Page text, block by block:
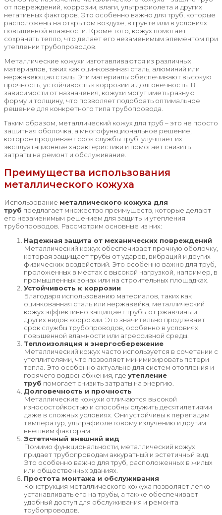
от повреждений, коррозии, влаги, ультрафиолета и других
негативных факторов. Это особенно важно для труб, которые
расположены на открытом воздухе, в грунте или в условиях
повышенной влажности. Кроме того, кожух помогает
сохранять тепло, что делает его незаменимым элементом при
утеплении трубопроводов.
Металлические кожухи изготавливаются из различных
материалов, таких как оцинкованная сталь, алюминий или
нержавеющая сталь. Эти материалы обеспечивают высокую
прочность, устойчивость к коррозии и долговечность. В
зависимости от назначения, кожухи могут иметь разную
форму и толщину, что позволяет подобрать оптимальное
решение для конкретного типа трубопровода.
Таким образом, металлический кожух для труб – это не просто
защитная оболочка, а многофункциональное решение,
которое продлевает срок службы труб, улучшает их
эксплуатационные характеристики и помогает снизить
затраты на ремонт и обслуживание.
Преимущества использования
металлического кожуха
Использование металлического кожуха для
труб предлагает множество преимуществ, которые делают
его незаменимым решением для защиты и утепления
трубопроводов. Рассмотрим основные из них:
Надежная защита от механических повреждений
Металлический кожух обеспечивает прочную оболочку,
которая защищает трубы от ударов, вибраций и других
физических воздействий. Это особенно важно для труб,
проложенных в местах с высокой нагрузкой, например, в
промышленных зонах или на строительных площадках.
Устойчивость к коррозии
Благодаря использованию материалов, таких как
оцинкованная сталь или нержавейка, металлический
кожух эффективно защищает трубы от ржавчины и
других видов коррозии. Это значительно продлевает
срок службы трубопроводов, особенно в условиях
повышенной влажности или агрессивной среды.
Теплоизоляция и энергосбережение
Металлический кожух часто используется в сочетании с
утеплителями, что позволяет минимизировать потери
тепла. Это особенно актуально для систем отопления и
горячего водоснабжения, где утепление
труб помогает снизить затраты на энергию.
Долговечность и прочность
Металлические кожухи отличаются высокой
износостойкостью и способны служить десятилетиями
даже в сложных условиях. Они устойчивы к перепадам
температур, ультрафиолетовому излучению и другим
внешним факторам.
Эстетичный внешний вид
Помимо функциональности, металлический кожух
придает трубопроводам аккуратный и эстетичный вид.
Это особенно важно для труб, расположенных в жилых
или общественных зданиях.
Простота монтажа и обслуживания
Конструкция металлического кожуха позволяет легко
устанавливать его на трубы, а также обеспечивает
удобный доступ для обслуживания и ремонта
трубопроводов.